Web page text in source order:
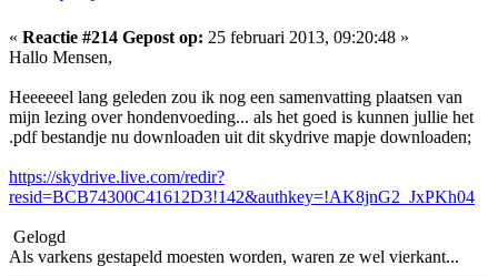
« Reactie #214 Gepost op: 25 februari 2013, 09:20:48 »
Hallo Mensen,
Heeeeeel lang geleden zou ik nog een samenvatting plaatsen van
mijn lezing over hondenvoeding... als het goed is kunnen jullie het
.pdf bestandje nu downloaden uit dit skydrive mapje downloaden;
https://skydrive.live.com/redir?
resid=BCB74300C41612D3!142&authkey=!AK8jnG2_JxPKh04
Gelogd
Als varkens gestapeld moesten worden, waren ze wel vierkant...